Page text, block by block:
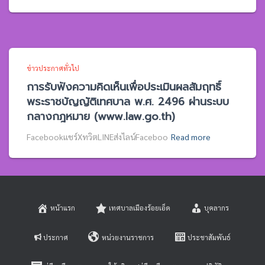
ข่าวประกาศทั่วไป
การรับฟังความคิดเห็นเพื่อประเมินผลสัมฤทธิ์
พระราชบัญญัติเทศบาล พ.ศ. 2496 ผ่านระบบ
กลางกฎหมาย (www.law.go.th)
Facebookแชร์XทวิตLINEส่งไลน์Faceboo Read more
หน้าแรก เทศบาลเมืองร้อยเอ็ด บุคลากร
ประกาศ หน่วยงานราชการ ประชาสัมพันธ์